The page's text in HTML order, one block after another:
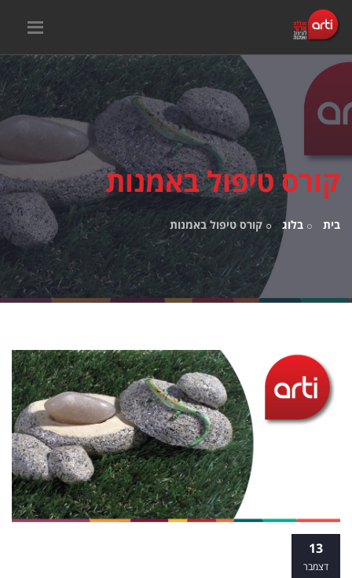
קורס טיפול באמנות
בית בלוג קורס טיפול באמנות
13
דצמבר